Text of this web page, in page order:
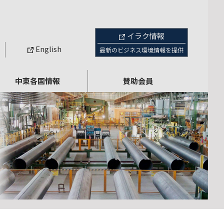
English
イラク情報
最新のビジネス環境情報を提供
中東各国情報 賛助会員